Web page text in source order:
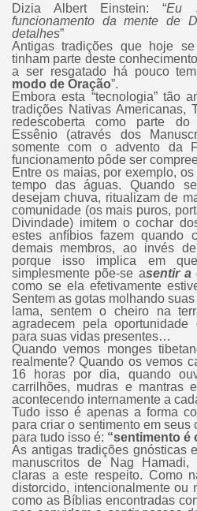
Dizia Albert Einstein: “Eu
funcionamento da mente de
detalhes”
Antigas tradições que hoje
tinham parte deste
a ser resgatado há pouco
modo de Oração”.
Embora esta “tecnologia” tão
tradições Nativas Americanas,
redescoberta como parte
Essênio (através dos
somente com o advento da
funcionamento pôde ser
Entre os maias, por exemplo,
tempo das águas. Quando
desejam chuva, ritualizam de
comunidade (os mais puros,
Divindade) imitem o cochar
estes anfíbios fazem quando
demais membros, ao invés
porque isso implica em
simplesmente põe-se asentir a
como se ela efetivamente
Sentem as gotas molhando
lama, sentem o cheiro na
agradecem pela
para suas vidas presentes…
Quando vemos monges
realmente? Quando os vemos
16 horas por dia, quando
carrilhões, mudras e mantras
acontecendo internamente a
Tudo isso é apenas a forma
para criar o sentimento em seus
para tudo isso é: “sentimento é
As antigas tradições gnósticas
manuscritos de Nag
claras a este respeito. Como
distorcido, intencionalmente ou
como as Bíblias encontradas